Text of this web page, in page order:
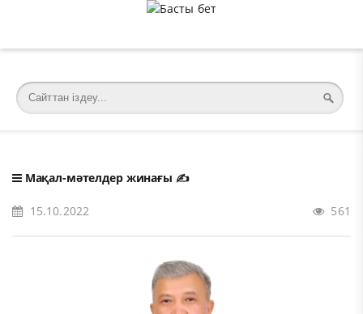
Мақал-мәтелдер жинағы ✍️
15.10.2022 561